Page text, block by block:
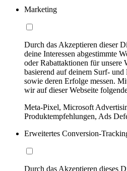
Marketing
Durch das Akzeptieren dieser
deine Interessen abgestimmte
oder Rabattaktionen für unsere
basierend auf deinem Surf-
sowie deren Erfolge messen.
wir auf dieser Webseite
Meta-Pixel, Microsoft
Produktempfehlungen, Ads
Erweitertes Conversion-
Durch das Akzeptieren dieses